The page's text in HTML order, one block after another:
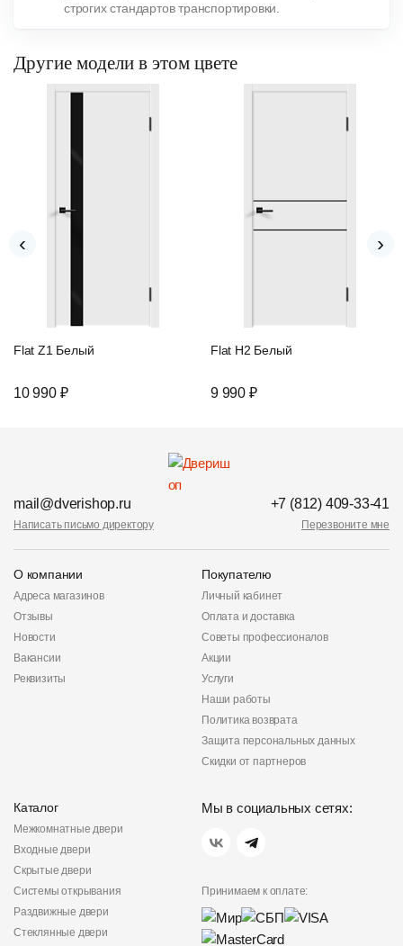
строгих стандартов транспортировки.
Другие модели в этом цвете
Flat Z1 Белый
10 990 ₽
Flat H2 Белый
9 990 ₽
‹ ›
mail@dverishop.ru
Написать письмо директору
+7 (812) 409-33-41
Перезвоните мне
О компании
Адреса магазинов
Отзывы
Новости
Вакансии
Реквизиты
Покупателю
Личный кабинет
Оплата и доставка
Советы профессионалов
Акции
Услуги
Наши работы
Политика возврата
Защита персональных данных
Скидки от партнеров
Каталог
Межкомнатные двери
Входные двери
Скрытые двери
Системы открывания
Раздвижные двери
Стеклянные двери
Мы в социальных сетях:
Принимаем к оплате: